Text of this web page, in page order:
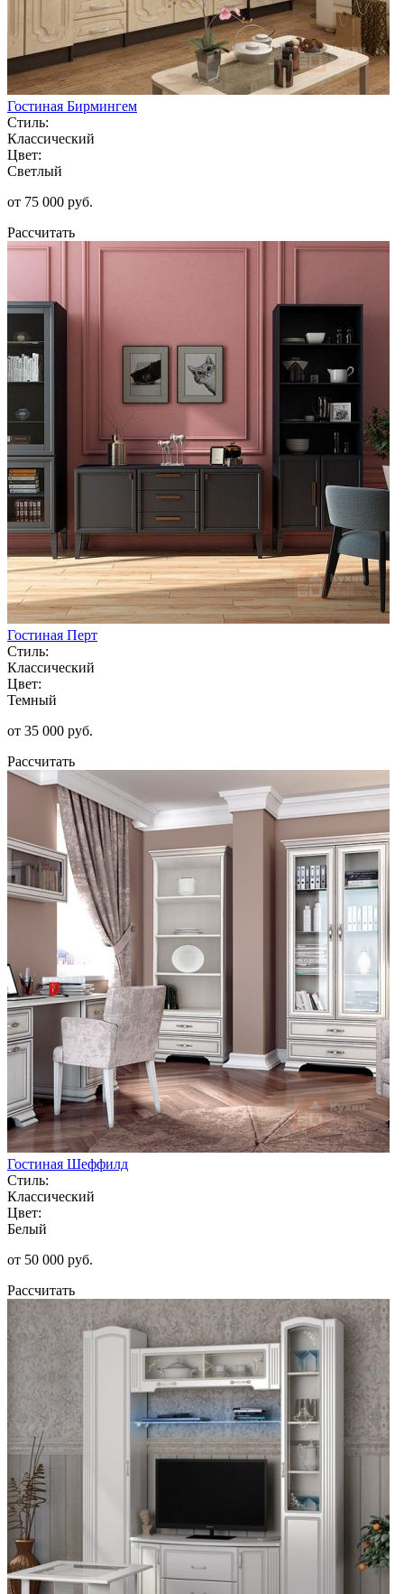
Гостиная Бирмингем
Стиль:
Классический
Цвет:
Светлый
от 75 000 руб.
Рассчитать
Гостиная Перт
Стиль:
Классический
Цвет:
Темный
от 35 000 руб.
Рассчитать
Гостиная Шеффилд
Стиль:
Классический
Цвет:
Белый
от 50 000 руб.
Рассчитать